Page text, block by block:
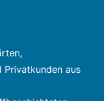
Privatkunden aus